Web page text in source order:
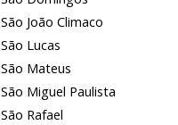
São João Climaco
São Lucas
São Mateus
São Miguel Paulista
São Rafael